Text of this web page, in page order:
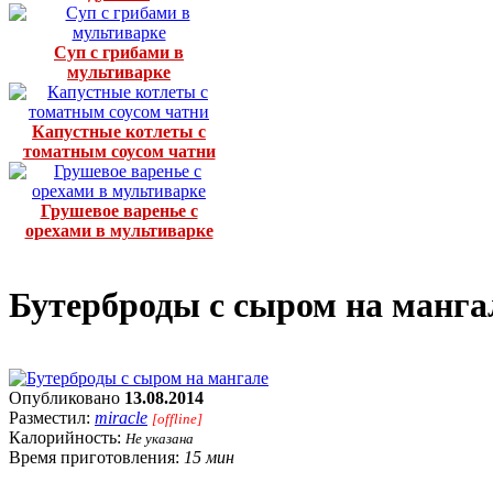
Суп с грибами в
мультиварке
Капустные котлеты с
томатным соусом чатни
Грушевое варенье с
орехами в мультиварке
Бутерброды с сыром на
Опубликовано 13.08.2014
Разместил: miracle [offline]
Калорийность: Не указана
Время приготовления: 15 мин